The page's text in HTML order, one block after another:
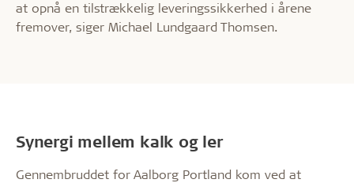
at opnå en tilstrækkelig leveringssikkerhed i årene
fremover, siger Michael Lundgaard Thomsen.
Synergi mellem kalk og ler
Gennembruddet for Aalborg Portland kom ved at